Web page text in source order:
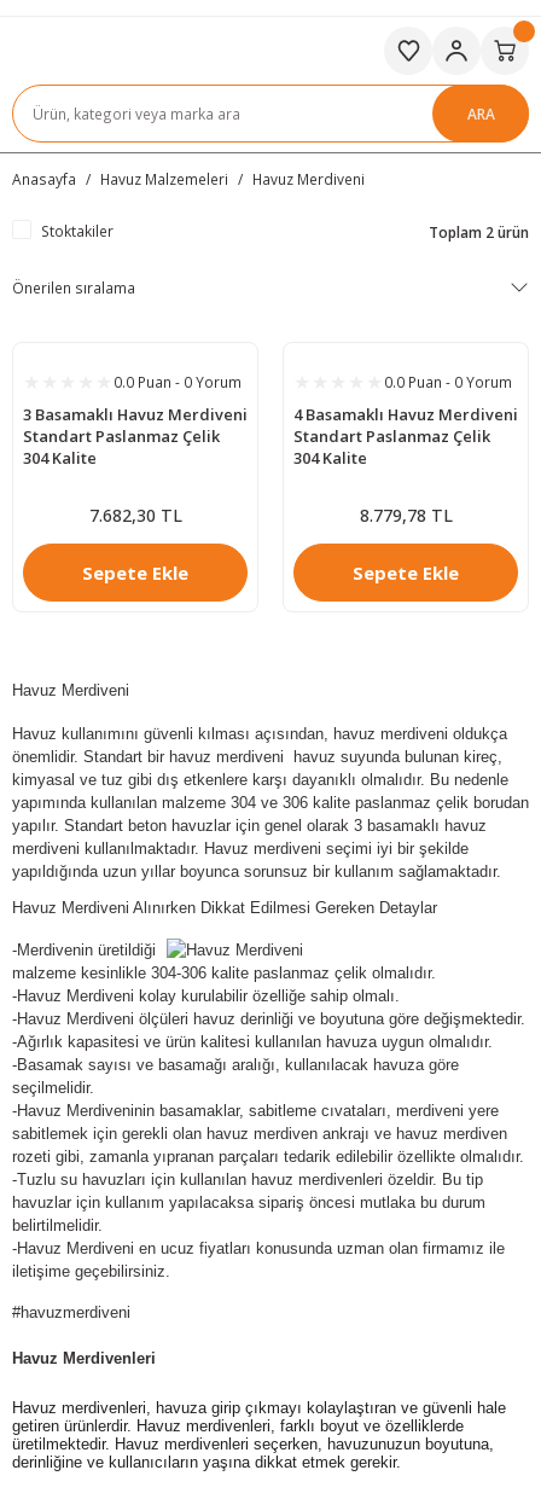
ARA
Anasayfa Havuz Malzemeleri Havuz Merdiveni
Stoktakiler Toplam 2 ürün
0.0 Puan - 0 Yorum
3 Basamaklı Havuz Merdiveni
Standart Paslanmaz Çelik
304 Kalite
7.682,30 TL
Sepete Ekle
0.0 Puan - 0 Yorum
4 Basamaklı Havuz Merdiveni
Standart Paslanmaz Çelik
304 Kalite
8.779,78 TL
Sepete Ekle
Havuz Merdiveni
Havuz kullanımını güvenli kılması açısından, havuz merdiveni oldukça
önemlidir. Standart bir havuz merdiveni havuz suyunda bulunan kireç,
kimyasal ve tuz gibi dış etkenlere karşı dayanıklı olmalıdır. Bu nedenle
yapımında kullanılan malzeme 304 ve 306 kalite paslanmaz çelik borudan
yapılır. Standart beton havuzlar için genel olarak 3 basamaklı havuz
merdiveni kullanılmaktadır. Havuz merdiveni seçimi iyi bir şekilde
yapıldığında uzun yıllar boyunca sorunsuz bir kullanım sağlamaktadır.
Havuz Merdiveni Alınırken Dikkat Edilmesi Gereken Detaylar
-Merdivenin üretildiği
malzeme kesinlikle 304-306 kalite paslanmaz çelik olmalıdır.
-Havuz Merdiveni kolay kurulabilir özelliğe sahip olmalı.
-Havuz Merdiveni ölçüleri havuz derinliği ve boyutuna göre değişmektedir.
-Ağırlık kapasitesi ve ürün kalitesi kullanılan havuza uygun olmalıdır.
-Basamak sayısı ve basamağı aralığı, kullanılacak havuza göre
seçilmelidir.
-Havuz Merdiveninin basamaklar, sabitleme cıvataları, merdiveni yere
sabitlemek için gerekli olan havuz merdiven ankrajı ve havuz merdiven
rozeti gibi, zamanla yıpranan parçaları tedarik edilebilir özellikte olmalıdır.
-Tuzlu su havuzları için kullanılan havuz merdivenleri özeldir. Bu tip
havuzlar için kullanım yapılacaksa sipariş öncesi mutlaka bu durum
belirtilmelidir.
-Havuz Merdiveni en ucuz fiyatları konusunda uzman olan firmamız ile
iletişime geçebilirsiniz.
#havuzmerdiveni
Havuz Merdivenleri
Havuz merdivenleri, havuza girip çıkmayı kolaylaştıran ve güvenli hale
getiren ürünlerdir. Havuz merdivenleri, farklı boyut ve özelliklerde
üretilmektedir. Havuz merdivenleri seçerken, havuzunuzun boyutuna,
derinliğine ve kullanıcıların yaşına dikkat etmek gerekir.